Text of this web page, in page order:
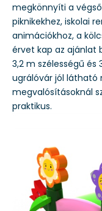
megkönnyíti a
piknikekhez, iskolai
animációkhoz, a
érvet kap az ajánlat
3,2 m szélességű
ugrálóvár jól látható
megvalósításoknál
praktikus.